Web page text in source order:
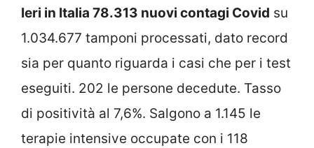
Ieri in Italia 78.313 nuovi contagi Covid su
1.034.677 tamponi processati, dato record
sia per quanto riguarda i casi che per i test
eseguiti. 202 le persone decedute. Tasso
di positività al 7,6%. Salgono a 1.145 le
terapie intensive occupate con i 118